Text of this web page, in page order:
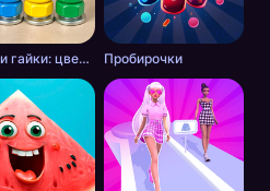
Болты и гайки: цветная сортировка Пробирочки